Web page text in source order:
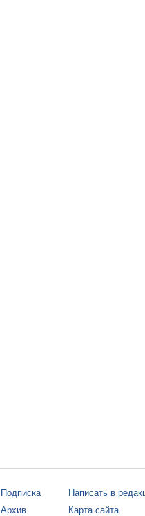
Подписка
Архив
Написать в
Карта сайта